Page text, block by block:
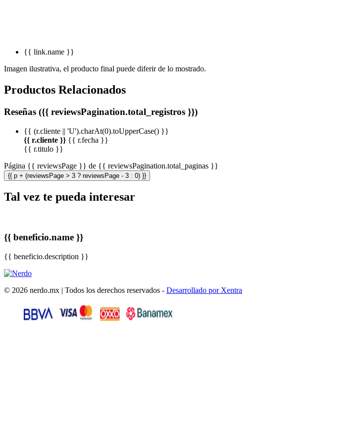
{{ link.name }}
Imagen ilustrativa, el producto final puede diferir de lo mostrado.
Productos Relacionados
Reseñas ({{ reviewsPagination.total_registros }})
{{ (r.cliente || 'U').charAt(0).toUpperCase() }}
{{ r.cliente }} {{ r.fecha }}
{{ r.titulo }}
Página {{ reviewsPage }} de {{ reviewsPagination.total_paginas }}
{{ p + (reviewsPage > 3 ? reviewsPage - 3 : 0) }}
Tal vez te pueda interesar
{{ beneficio.name }}
{{ beneficio.description }}
© 2026 nerdo.mx | Todos los derechos reservados - Desarrollado por Xentra